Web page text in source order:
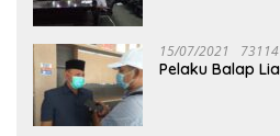
15/07/2021
Pelaku Balap